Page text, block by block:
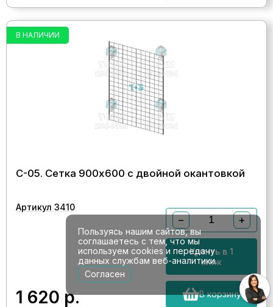
В НАЛИЧИИ
С-05. Сетка 900х600 с двойной окантовкой
Артикул 3410
1 620 р.
− +
Купить в 1
клик
В корзину
Пользуясь нашим сайтов, вы
соглашаетесь с тем, что мы
используем cookies и передачу
данных службам веб-аналитики.
Согласен